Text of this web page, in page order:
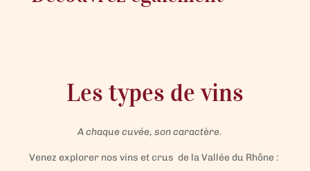
Les types de vins
A chaque cuvée, son caractère.
Venez explorer nos vins et crus de la Vallée du Rhône :